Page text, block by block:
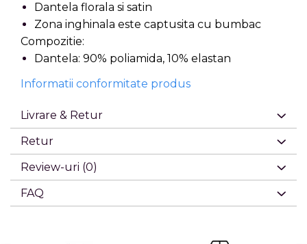
Dantela florala si satin
Zona inghinala este captusita cu bumbac
Compozitie:
Dantela: 90% poliamida, 10% elastan
Informatii conformitate produs
Livrare & Retur
Retur
Review-uri (0)
FAQ